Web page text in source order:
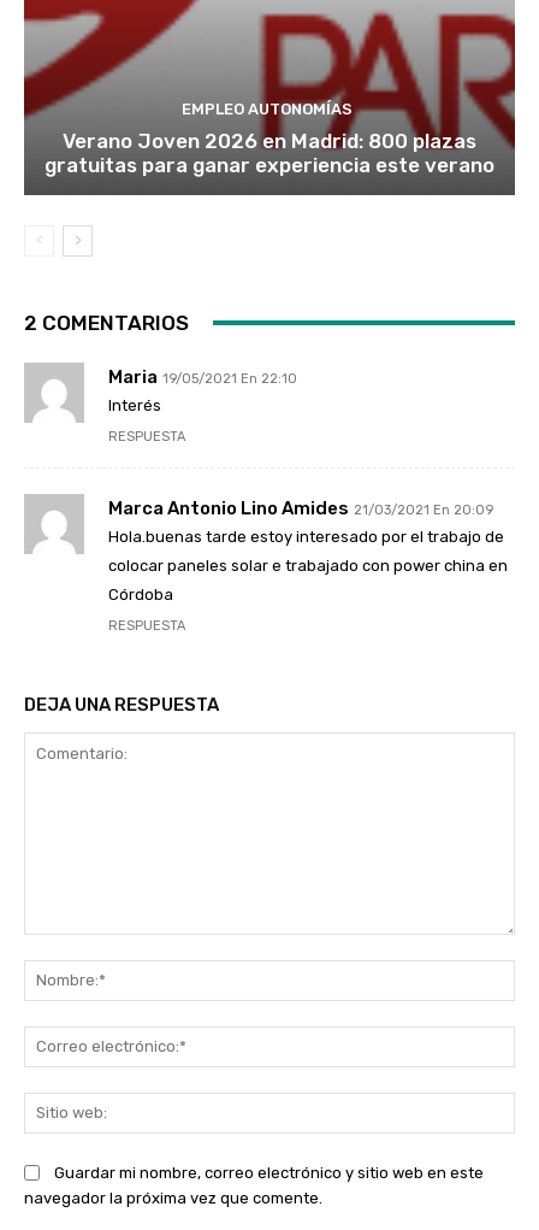
EMPLEO AUTONOMÍAS
Verano Joven 2026 en Madrid: 800 plazas
gratuitas para ganar experiencia este verano
2 COMENTARIOS
Maria 19/05/2021 En 22:10
Interés
RESPUESTA
Marca Antonio Lino Amides 21/03/2021 En 20:09
Hola.buenas tarde estoy interesado por el trabajo de
colocar paneles solar e trabajado con power china en
Córdoba
RESPUESTA
DEJA UNA RESPUESTA
Guardar mi nombre, correo electrónico y sitio web en este
navegador la próxima vez que comente.